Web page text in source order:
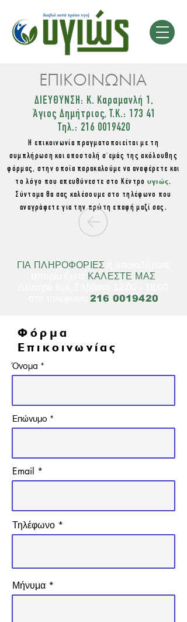
ΕΠΙΚΟΙΝΩΝΙΑ
ΔΙΕΥΘΥΝΣΗ: Κ. Καραμανλή 1,
Άγιος Δημήτριος, Τ.Κ.: 173 41
Tηλ.: 216 0019420
Η επικοινωνία πραγματοποιείται με τη
συμπλήρωση και αποστολή σ΄εμάς της ακόλουθης
φόρμας, στην οποία παρακαλούμε να αναφέρετε και
το λόγο που απευθύνεστε στο Κέντρο υγιώς.
Σύντομα θα σας καλέσουμε στο τηλέφωνο που
αναγράφετε για την πρώτη επαφή μαζί σας.
ΓΙΑ ΠΛΗΡΟΦΟΡΙΕΣ
ΚΑΛΕΣΤΕ ΜΑΣ
216 0019420
​Φόρμα
Επικοινωνίας
Όνομα
Επώνυμο
Email
Τηλέφωνο
Μήνυμα